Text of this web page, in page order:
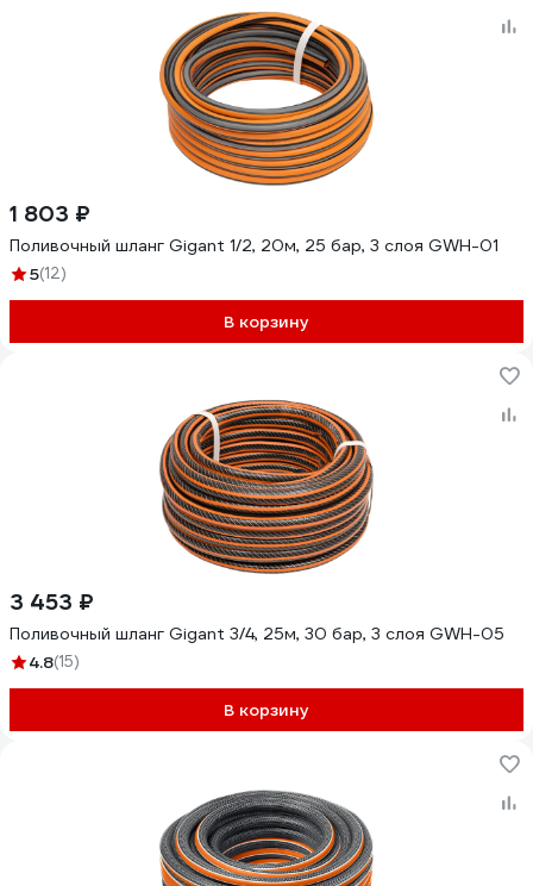
1 803 ₽
Поливочный шланг Gigant 1/2, 20м, 25 бар, 3 слоя GWH-01
5(12)
В корзину
3 453 ₽
Поливочный шланг Gigant 3/4, 25м, 30 бар, 3 слоя GWH-05
4.8(15)
В корзину